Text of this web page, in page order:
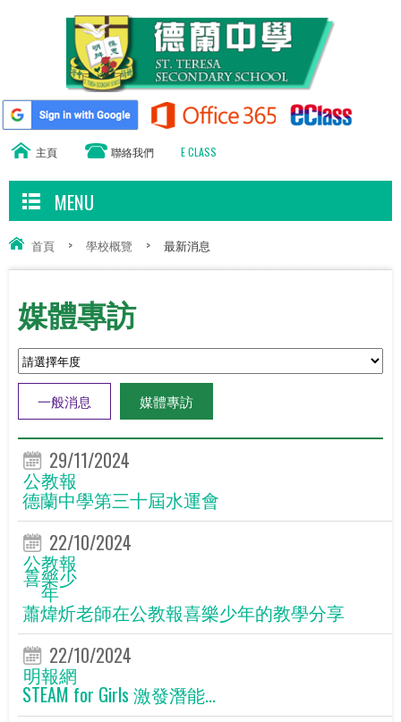
主頁 聯絡我們 E CLASS
MENU
首頁 > 學校概覽 > 最新消息
媒體專訪
一般消息 媒體專訪
29/11/2024
公教報
德蘭中學第三十屆水運會
22/10/2024
公教報
喜樂少
年
蕭煒炘老師在公教報喜樂少年的教學分享
22/10/2024
明報網
STEAM for Girls 激發潛能...